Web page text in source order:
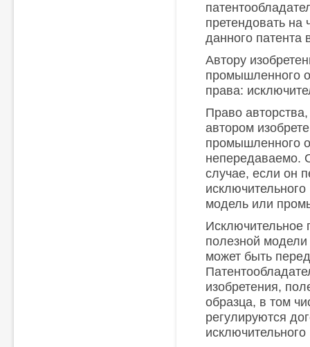
претендовать на
данного патента
Автору
промышленного
права:
Право
автором
промышленного
непередаваемо.
случае, если он
модель или
Исключительное
полезной
может быть
изобретения,
образца, в том
регулируются